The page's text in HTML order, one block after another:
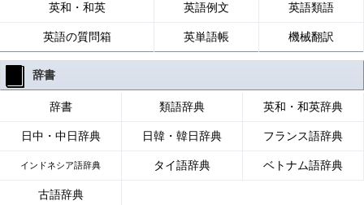
英和・和英 英語例文 英語類語
英語の質問箱 英単語帳 機械翻訳
辞書
辞書 類語辞典 英和・和英辞典
日中・中日辞典 日韓・韓日辞典 フランス語辞典
インドネシア語辞典 タイ語辞典 ベトナム語辞典
古語辞典